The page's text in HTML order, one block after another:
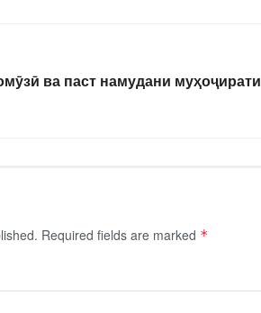
ва паст намудани муҳоҷирати
Required fields are marked *